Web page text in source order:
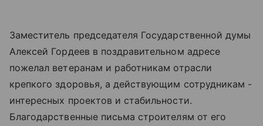
Заместитель председателя Государственной думы
Алексей Гордеев в поздравительном адресе
пожелал ветеранам и работникам отрасли
крепкого здоровья, а действующим сотрудникам -
интересных проектов и стабильности.
Благодарственные письма строителям от его